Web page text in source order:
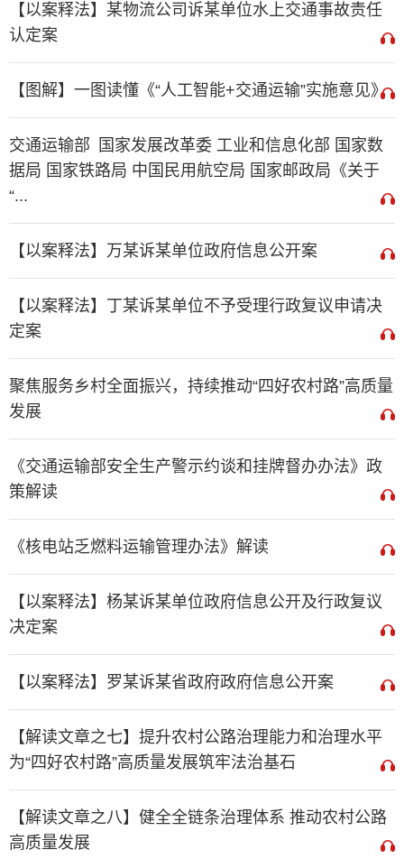
【以案释法】某物流公司诉某单位水上交通事故责任
认定案
【图解】一图读懂《“人工智能+交通运输”实施意见》
交通运输部 国家发展改革委 工业和信息化部 国家数
据局 国家铁路局 中国民用航空局 国家邮政局《关于
“...
【以案释法】万某诉某单位政府信息公开案
【以案释法】丁某诉某单位不予受理行政复议申请决
定案
聚焦服务乡村全面振兴，持续推动“四好农村路”高质量
发展
《交通运输部安全生产警示约谈和挂牌督办办法》政
策解读
《核电站乏燃料运输管理办法》解读
【以案释法】杨某诉某单位政府信息公开及行政复议
决定案
【以案释法】罗某诉某省政府政府信息公开案
【解读文章之七】提升农村公路治理能力和治理水平
为“四好农村路”高质量发展筑牢法治基石
【解读文章之八】健全全链条治理体系 推动农村公路
高质量发展